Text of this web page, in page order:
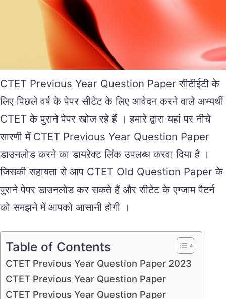
CTET Previous Year Question Paper सीटीईटी के
लिए पिछले वर्ष के पेपर सीटेट के लिए आवेदन करने वाले अभ्यर्थी
CTET के पुराने पेपर खोज रहे हैं । हमारे द्वारा यहां पर नीचे
सारणी में CTET Previous Year Question Paper
डाउनलोड करने का डायरेक्ट लिंक उपलब्ध करवा दिया है ।
जिसकी सहायता से आप CTET Old Question Paper के
पुराने पेपर डाउनलोड कर सकते हैं और सीटेट के एग्जाम पैटर्न
को समझने में आपको आसानी होगी ।
Table of Contents
CTET Previous Year Question Paper 2023
CTET Previous Year Question Paper
CTET Previous Year Question Paper